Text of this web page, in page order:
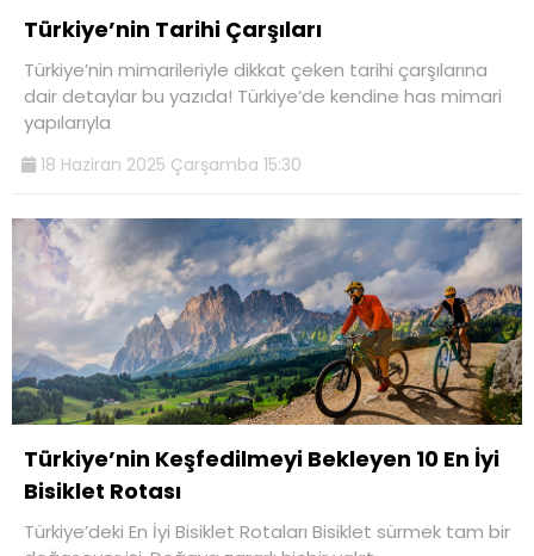
Türkiye’nin Tarihi Çarşıları
Türkiye’nin mimarileriyle dikkat çeken tarihi çarşılarına
dair detaylar bu yazıda! Türkiye’de kendine has mimari
yapılarıyla
18 Haziran 2025 Çarşamba 15:30
Türkiye’nin Keşfedilmeyi Bekleyen 10 En İyi
Bisiklet Rotası
Türkiye’deki En İyi Bisiklet Rotaları Bisiklet sürmek tam bir